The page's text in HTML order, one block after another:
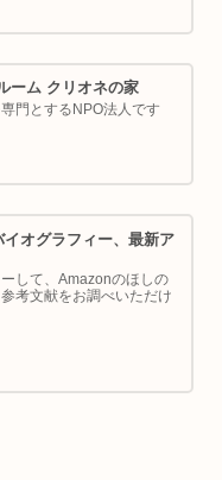
ーム クリオネの家
門とするNPO法人です
オグラフィー、最新ア
して、Amazonのほしの
考文献をお調べいただけ